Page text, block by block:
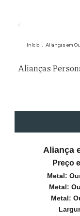
Início . Alianças em
Alianças
Aliança
Preço
Metal:
Metal:
Metal: